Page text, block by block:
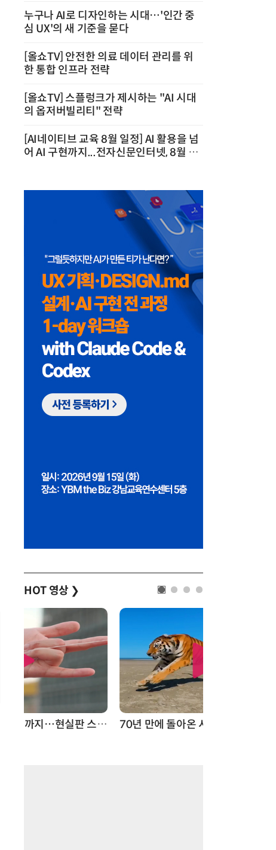
누구나 AI로 디자인하는 시대…'인간 중
심 UX'의 새 기준을 묻다
[올쇼TV] 안전한 의료 데이터 관리를 위
한 통합 인프라 전략
[올쇼TV] 스플렁크가 제시하는 "AI 시대
의 옵저버빌리티" 전략
[AI네이티브 교육 8월 일정] AI 활용을 넘
어 AI 구현까지...전자신문인터넷, 8월 실
HOT 영상 ❯
70년 만에 돌아온 시베리아호랑이…카자흐스탄 야생에 풀렸다